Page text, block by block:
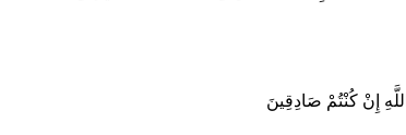
إِنْ كُنْتُمْ صَادِقِينَ